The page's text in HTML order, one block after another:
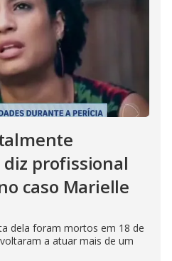
profissional
caso Marielle
dela foram mortos em 18 de
a atuar mais de um